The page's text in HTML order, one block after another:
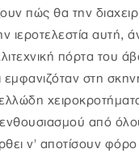
πώς θα την
ιεροτελεστία αυτή,
πόρτα του
εμφανιζόταν στη
από
ν' αποτίσουν φόρο